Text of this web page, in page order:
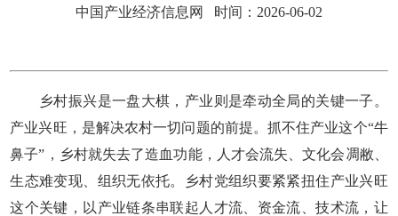
中国产业经济信息网 时间：2026-06-02
乡村振兴是一盘大棋，产业则是牵动全局的关键一子。
产业兴旺，是解决农村一切问题的前提。抓不住产业这个“牛
鼻子”，乡村就失去了造血功能，人才会流失、文化会凋敝、
生态难变现、组织无依托。乡村党组织要紧紧扭住产业兴旺
这个关键，以产业链条串联起人才流、资金流、技术流，让